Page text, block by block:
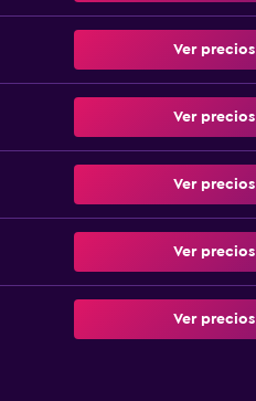
Ver precios
Ver precios
Ver precios
Ver precios
Ver precios